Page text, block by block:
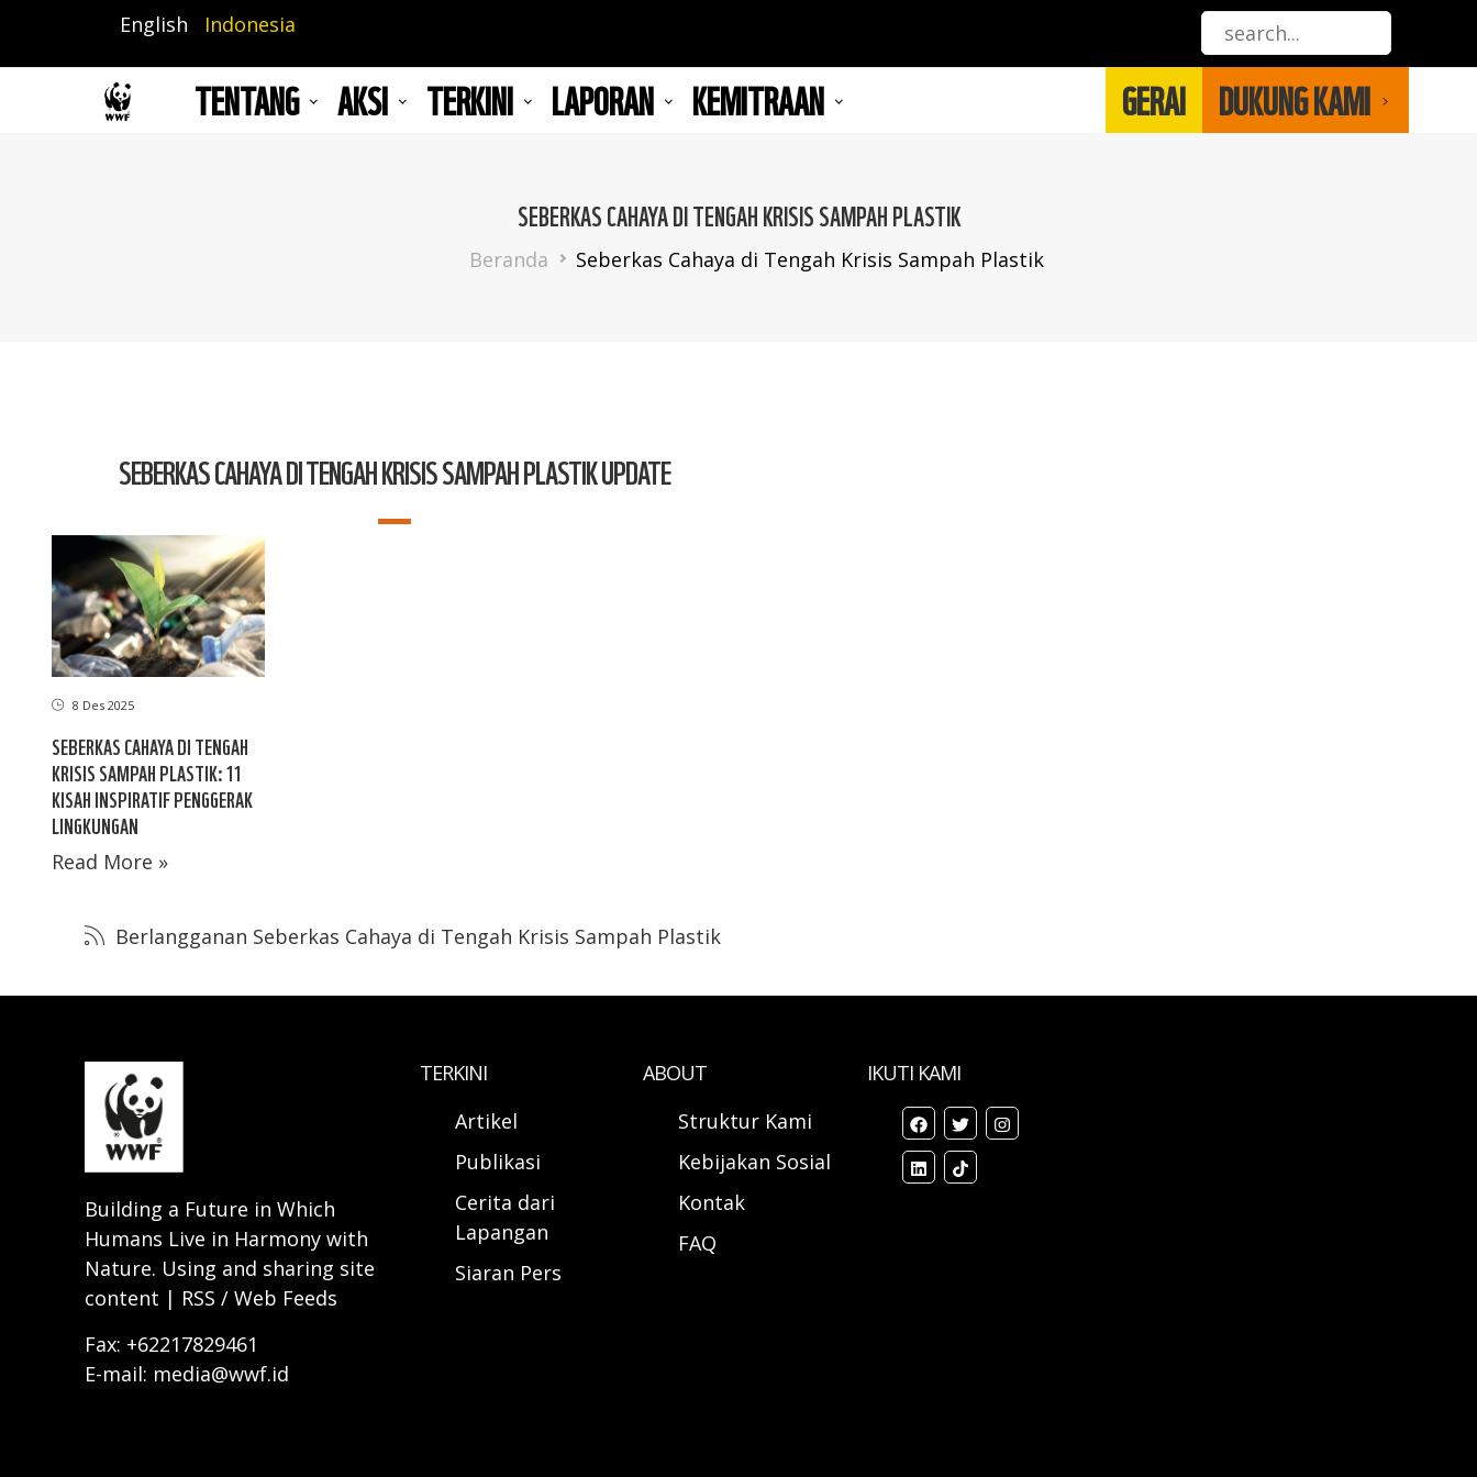
isi
English Indonesia
TENTANG AKSI TERKINI LAPORAN KEMITRAAN GERAI DUKUNG KAMI
SEBERKAS CAHAYA DI TENGAH KRISIS SAMPAH PLASTIK
Breadcrumb
Beranda Seberkas Cahaya di Tengah Krisis Sampah Plastik
SEBERKAS CAHAYA DI TENGAH KRISIS SAMPAH PLASTIK UPDATE
8 Des 2025
SEBERKAS CAHAYA DI TENGAH
KRISIS SAMPAH PLASTIK: 11
KISAH INSPIRATIF PENGGERAK
LINGKUNGAN
Read More »
Berlangganan Seberkas Cahaya di Tengah Krisis Sampah Plastik
Building a Future in Which
Humans Live in Harmony with
Nature. Using and sharing site
content | RSS / Web Feeds
Fax: +62217829461
E-mail: media@wwf.id
TERKINI
Artikel
Publikasi
Cerita dari
Lapangan
Siaran Pers
ABOUT
Struktur Kami
Kebijakan Sosial
Kontak
FAQ
IKUTI KAMI